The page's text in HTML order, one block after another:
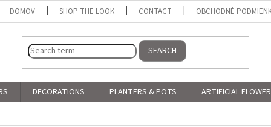
DOMOV SHOP THE LOOK CONTACT OBCHODNÉ
SEARCH
DECORATIONS PLANTERS & POTS ARTIFICIAL